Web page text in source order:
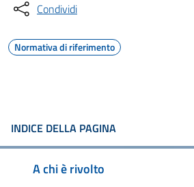
Condividi
Normativa di riferimento
INDICE DELLA PAGINA
A chi è rivolto